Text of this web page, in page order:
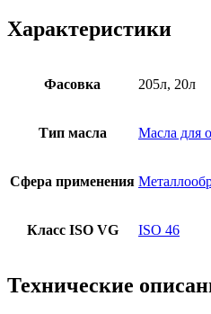
Характеристики
Фасовка 205л, 20л
Тип масла Масла для
Сфера применения
Класс ISO VG ISO 46
Технические